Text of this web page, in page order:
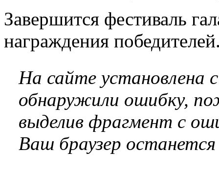
Завершится фестиваль
награждения
На сайте установлена
обнаружили ошибку,
выделив фрагмент с
Ваш браузер